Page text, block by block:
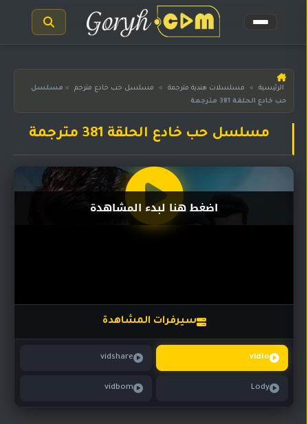
الرئيسية
مسلسلات
المترجمة
مسلسلات
مسلسلات
تركي
مسلسلات
الرئيسية » مسلسلات هندية مترجمة » مسلسل حب خادع مترجم » مسلسل
حب خادع الحلقة 381 مترجمة
مسلسل حب خادع الحلقة 381 مترجمة
سيرفرات المشاهدة
vidlo
vidshare
Lody
vidbom
اضغط هنا لبدء المشاهدة